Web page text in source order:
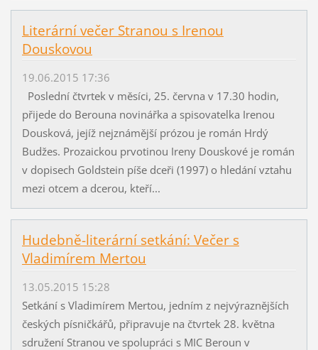
Literární večer Stranou s Irenou
Douskovou
19.06.2015 17:36
Poslední čtvrtek v měsíci, 25. června v 17.30 hodin,
přijede do Berouna novinářka a spisovatelka Irenou
Dousková, jejíž nejznámější prózou je román Hrdý
Budžes. Prozaickou prvotinou Ireny Douskové je román
v dopisech Goldstein píše dceři (1997) o hledání vztahu
mezi otcem a dcerou, kteří...
Hudebně-literární setkání: Večer s
Vladimírem Mertou
13.05.2015 15:28
Setkání s Vladimírem Mertou, jedním z nejvýraznějších
českých písničkářů, připravuje na čtvrtek 28. května
sdružení Stranou ve spolupráci s MIC Beroun v